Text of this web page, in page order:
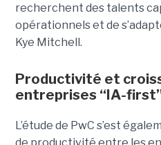
recherchent des talents
opérationnels et de
Kye Mitchell.
Productivité et
entreprises “IA-
L’étude de PwC s’est